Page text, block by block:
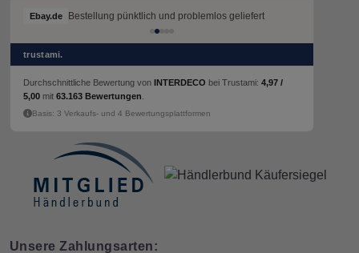
Ebay.de Bestellung pünktlich und problemlos geliefert
Ebay.de Bestellung pünktlich und problemlos geliefert
trustami.
Durchschnittliche Bewertung von INTERDECO bei Trustami: 4,97 /
5,00 mit 63.163 Bewertungen
Basis: 3 Verkaufs- und 4 Bewertungsplattformen
Unsere Zahlungsarten: